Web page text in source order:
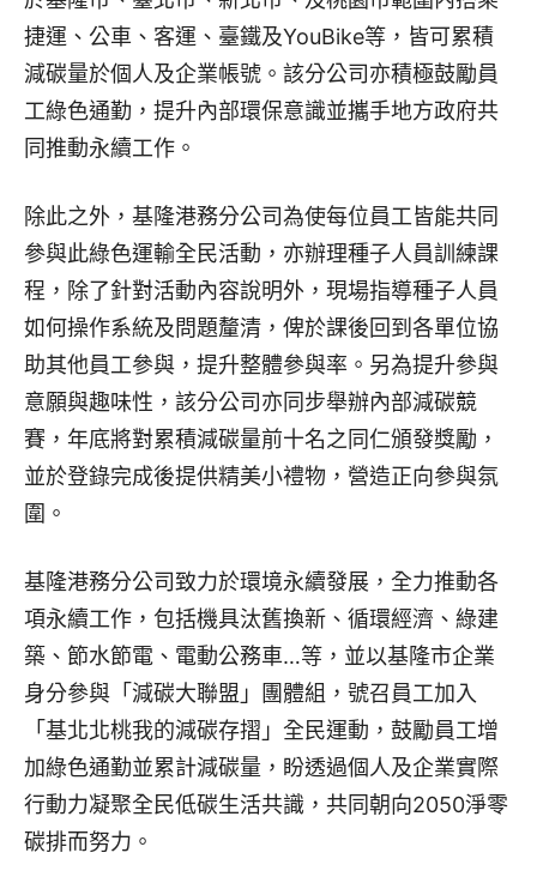
捷運、公車、客運、臺鐵及YouBike等，皆可累積
減碳量於個人及企業帳號。該分公司亦積極鼓勵員
工綠色通勤，提升內部環保意識並攜手地方政府共
同推動永續工作。
除此之外，基隆港務分公司為使每位員工皆能共同
參與此綠色運輸全民活動，亦辦理種子人員訓練課
程，除了針對活動內容說明外，現場指導種子人員
如何操作系統及問題釐清，俾於課後回到各單位協
助其他員工參與，提升整體參與率。另為提升參與
意願與趣味性，該分公司亦同步舉辦內部減碳競
賽，年底將對累積減碳量前十名之同仁頒發獎勵，
並於登錄完成後提供精美小禮物，營造正向參與氛
圍。
基隆港務分公司致力於環境永續發展，全力推動各
項永續工作，包括機具汰舊換新、循環經濟、綠建
築、節水節電、電動公務車…等，並以基隆市企業
身分參與「減碳大聯盟」團體組，號召員工加入
「基北北桃我的減碳存摺」全民運動，鼓勵員工增
加綠色通勤並累計減碳量，盼透過個人及企業實際
行動力凝聚全民低碳生活共識，共同朝向2050淨零
碳排而努力。